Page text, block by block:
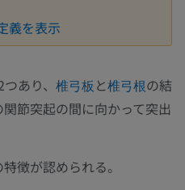
義を表示
あり、 椎弓板 と椎弓根の結
節突起の間に向かって突出
徴が認められる。